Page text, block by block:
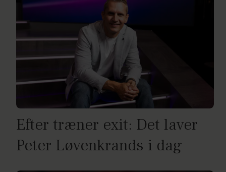
Efter træner exit: Det laver
Peter Løvenkrands i dag